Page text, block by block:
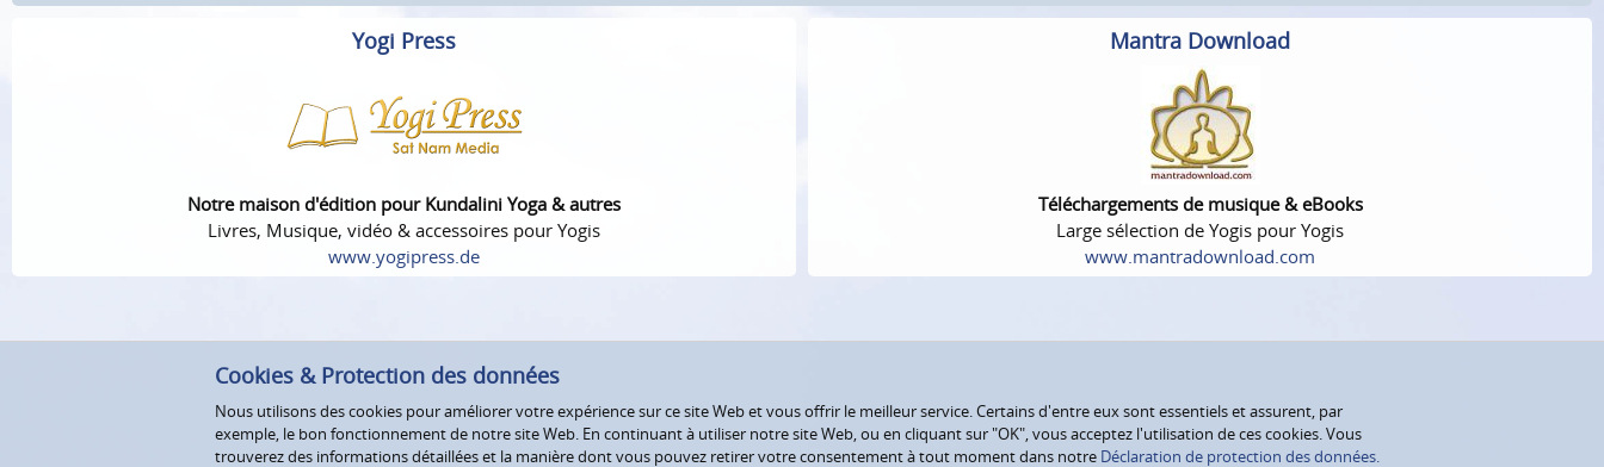
Yogi Press
Notre maison d'édition pour Kundalini Yoga & autres
Livres, Musique, vidéo & accessoires pour Yogis
www.yogipress.de
Mantra Download
Téléchargements de musique & eBooks
Large sélection de Yogis pour Yogis
www.mantradownload.com
Cookies & Protection des données
Nous utilisons des cookies pour améliorer votre expérience sur ce site Web et vous offrir le meilleur service. Certains d'entre eux sont essentiels et assurent, par
exemple, le bon fonctionnement de notre site Web. En continuant à utiliser notre site Web, ou en cliquant sur "OK", vous acceptez l'utilisation de ces cookies. Vous
trouverez des informations détaillées et la manière dont vous pouvez retirer votre consentement à tout moment dans notre Déclaration de protection des données.